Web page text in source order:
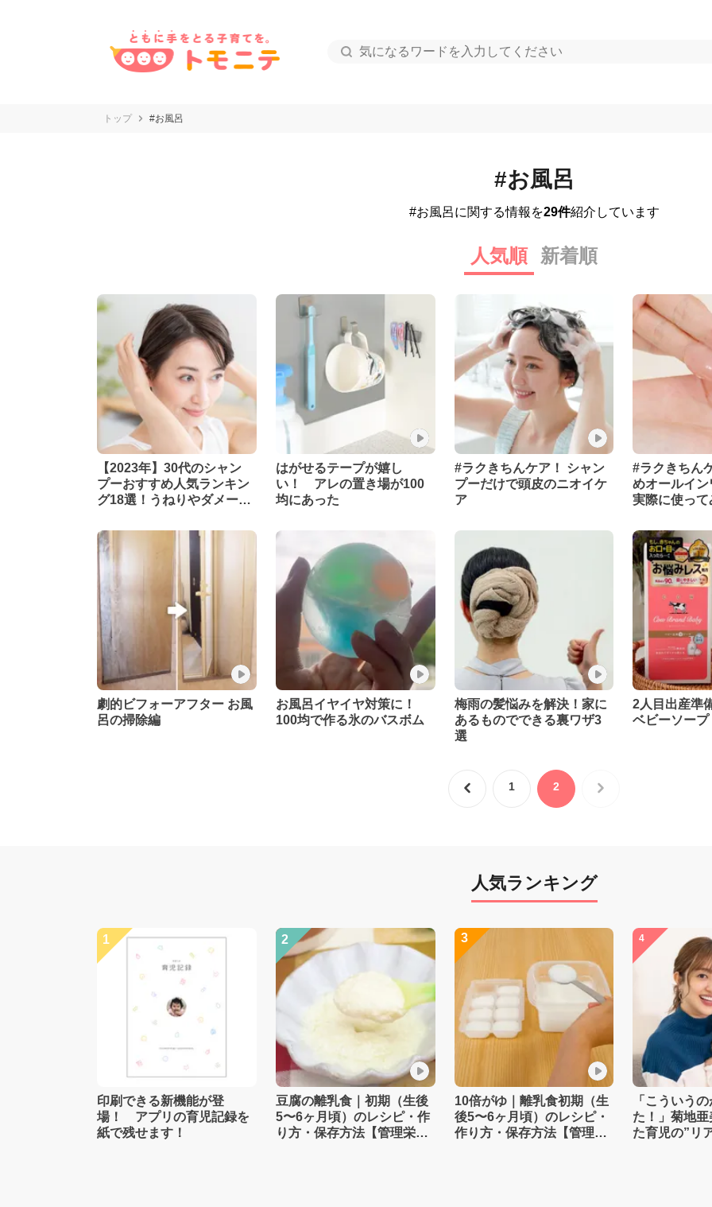
トップ #お風呂
#お風呂
#お風呂に関する情報を29件紹介しています
人気順 新着順
【2023年】30代のシャン
プーおすすめ人気ランキン
グ18選！うねりやダメー
はがせるテープが嬉し
い！ アレの置き場が100
均にあった
#ラクきちんケア！ シャン
プーだけで頭皮のニオイケ
ア
#ラクきちん
めオールイ
実際に使って
劇的ビフォーアフター お風
呂の掃除編
お風呂イヤイヤ対策に！
100均で作る氷のバスボム
梅雨の髪悩みを解決！家に
あるものでできる裏ワザ3
選
2人目出産準
ベビーソープ
1 2
人気ランキング
1
印刷できる新機能が登
場！ アプリの育児記録を
紙で残せます！
2
豆腐の離乳食｜初期（生後
5〜6ヶ月頃）のレシピ・作
り方・保存方法【管理栄養
3
10倍がゆ｜離乳食初期（生
後5〜6ヶ月頃）のレシピ・
作り方・保存方法【管理栄
4
「こういう
た！」菊地
た育児の”リ